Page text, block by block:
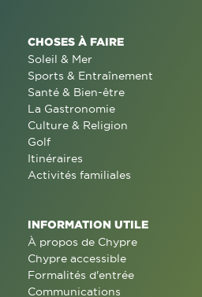
CHOSES À FAIRE
Soleil & Mer
Sports & Entraînement
Santé & Bien-être
La Gastronomie
Culture & Religion
Golf
Itinéraires
Activités familiales
INFORMATION UTILE
À propos de Chypre
Chypre accessible
Formalités d'entrée
Communications